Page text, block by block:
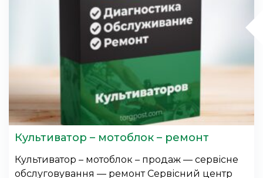
Культиватор – мотоблок – ремонт
Культиватор – мотоблок – продаж — сервісне
обслуговування — ремонт Сервісний центр